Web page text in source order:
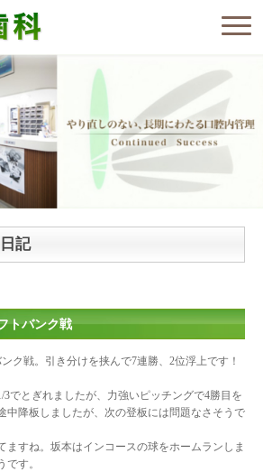
記
トバンク戦
ク戦。引き分けを挟んで7連勝、2位浮上です！
3でとぎれましたが、力強いピッチングで4勝目を
中降板しましたが、次の登板には問題なさそうで
ますね。坂本はインコースの球をホームランしま
です。